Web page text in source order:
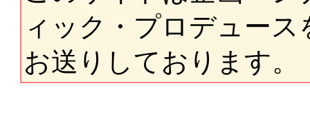
ィック・プロデュース
お送りしております。